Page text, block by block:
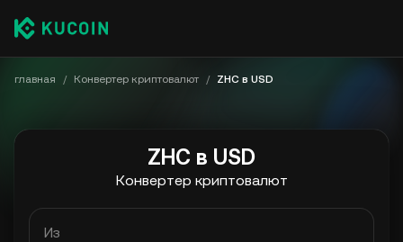
главная / Конвертер криптовалют / ZHC в USD
ZHC в USD
Конвертер криптовалют
Из